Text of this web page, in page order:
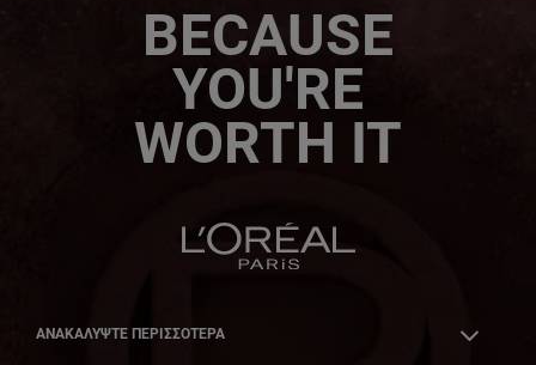
BECAUSE
YOU'RE
WORTH IT
ΑΝΑΚΑΛΎΨΤΕ ΠΕΡΙΣΣΌΤΕΡΑ